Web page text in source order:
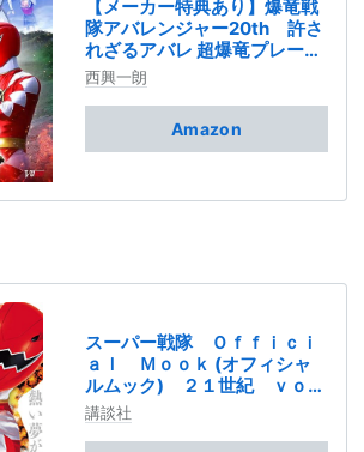
【メーカー特典あり】爆竜戦
隊アバレンジャー20th 許さ
れざるアバレ 超爆竜プレート
版(オーディオコメンタリーア
フタートークCD（キャスト未
西興一朗
Amazon
スーパー戦隊 Ｏｆｆｉｃｉ
ａｌ Ｍｏｏｋ (オフィシャ
ルムック) ２１世紀 ｖｏ
ｌ．３ 爆竜戦隊アバレンジ
ャー [雑誌] スーパー戦隊 Ｏ
講談社